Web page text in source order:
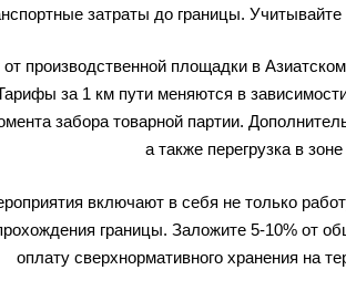
затраты до границы.
производственной площадки в
за 1 км пути меняются в
забора товарной партии.
а также перегрузка в
включают в себя не только
границы. Заложите 5-10% от
оплату сверхнормативного хранения на